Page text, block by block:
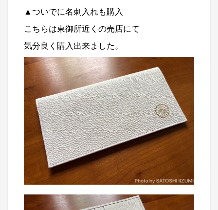
▲ついでに名刺入れも購入
こちらは東御所近くの売店にて
気分良く購入出来ました。